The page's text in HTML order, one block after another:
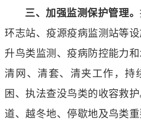
三、加强监测保护管理。
环志站、疫源疫病监测站等
升鸟类监测、疫病防控能力
清网、清套、清夹工作，持
困、执法查没鸟类的收容救
道、越冬地、停歇地及鸟类